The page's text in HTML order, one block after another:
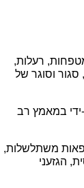
רעלות,
חשוך ומחשיך, סגור וסוגר של
ידי במאמץ רב
משתלשלות,
הגזעני